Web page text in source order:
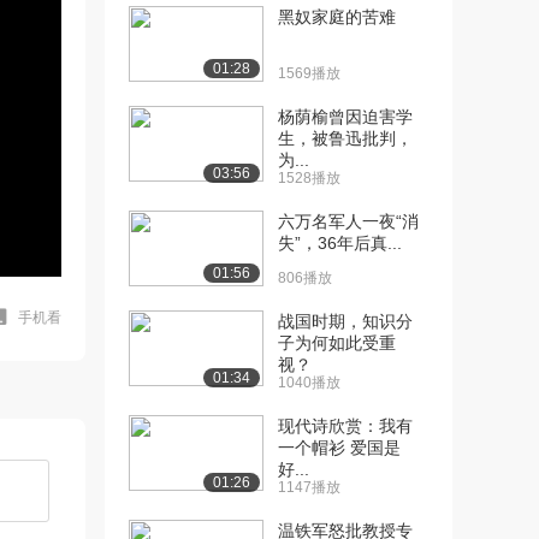
手机看
01:28
黑奴家庭的苦难
1569播放
03:56
杨荫榆曾因迫害学
生，被鲁迅批判，
为...
1528播放
01:56
六万名军人一夜“消
失”，36年后真...
806播放
01:34
战国时期，知识分
子为何如此受重
视？
1040播放
01:26
现代诗欣赏：我有
一个帽衫 爱国是
好...
1147播放
温铁军怒批教授专